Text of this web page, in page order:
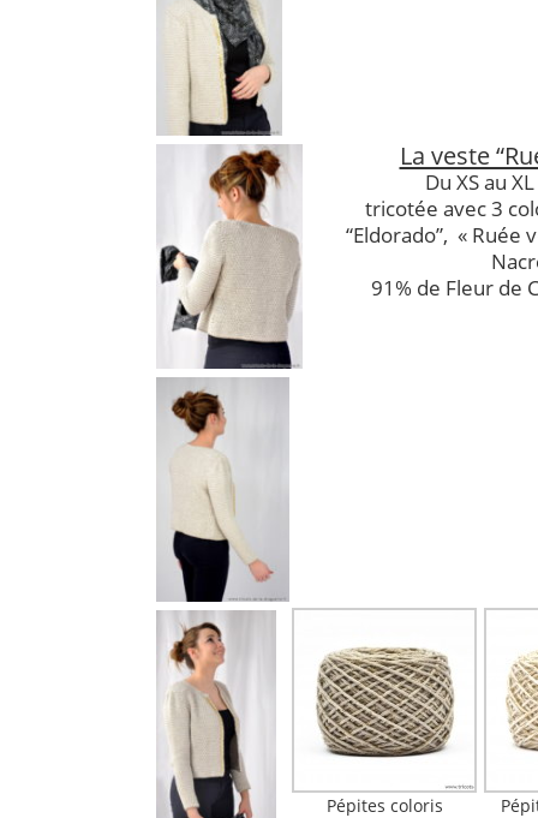
La veste
Du XS au
tricotée avec 3
“Eldorado”, « Ruée
91% de Fleur de
Pépites coloris